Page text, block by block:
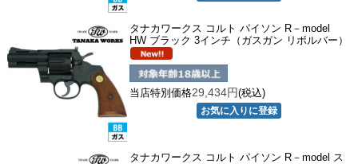
タナカワークス コルト パイソン R－model
HW ブラック 3インチ（ガスガン リボルバー）
当店特別価格29,434円(税込)
タナカワークス コルト パイソン R－model ス